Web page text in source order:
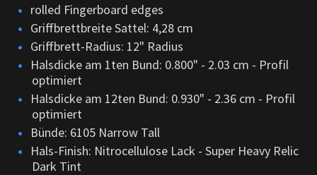
rolled Fingerboard edges
Griffbrettbreite Sattel: 4,28 cm
Griffbrett-Radius: 12" Radius
Halsdicke am 1ten Bund: 0.800" - 2.03 cm - Profil
optimiert
Halsdicke am 12ten Bund: 0.930" - 2.36 cm - Profil
optimiert
Bünde: 6105 Narrow Tall
Hals-Finish: Nitrocellulose Lack - Super Heavy Relic
Dark Tint